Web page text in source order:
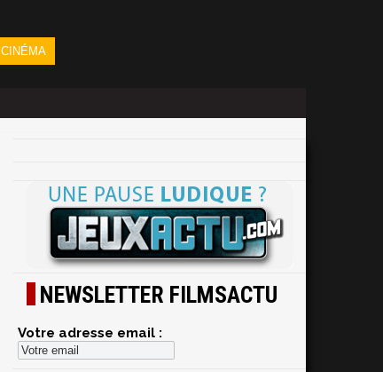
CINÉMA
NEWSLETTER FILMSACTU
Votre adresse email :